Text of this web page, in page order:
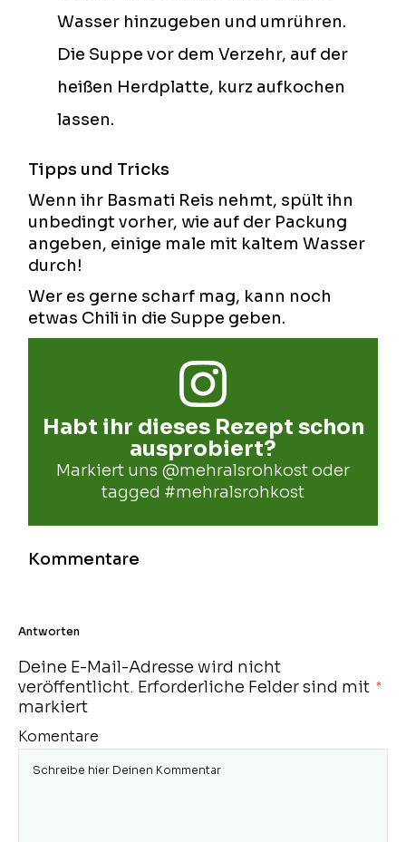
Wasser hinzugeben und umrühren.
Die Suppe vor dem Verzehr, auf der
heißen Herdplatte, kurz aufkochen
lassen.
Tipps und Tricks
Wenn ihr Basmati Reis nehmt, spült ihn
unbedingt vorher, wie auf der Packung
angeben, einige male mit kaltem Wasser
durch!
Wer es gerne scharf mag, kann noch
etwas Chili in die Suppe geben.
Habt ihr dieses Rezept schon
ausprobiert?
Markiert uns @mehralsrohkostoder
tagged #mehralsrohkost
Kommentare
Antworten
Deine E-Mail-Adresse wird nicht
veröffentlicht. Erforderliche Felder sind mit *
markiert
Komentare